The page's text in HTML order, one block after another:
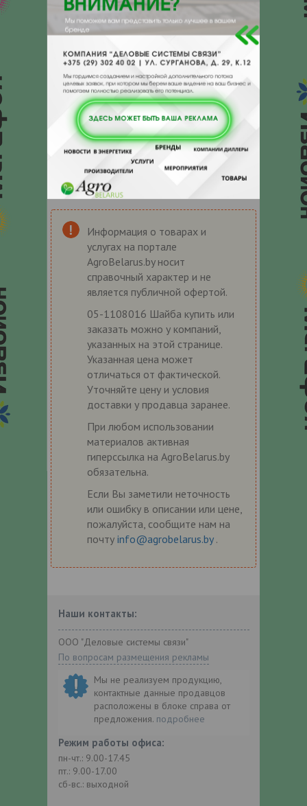
Информация о товарах и
услугах на портале
AgroBelarus.by носит
справочный характер и не
является публичной офертой.
05-1108016 Шайба купить или
заказать можно у компаний,
указанных на этой странице.
Указанная цена может
отличаться от фактической.
Уточняйте цену и условия
доставки у продавца заранее.
При любом использовании
материалов активная
гиперссылка на AgroBelarus.by
обязательна.
Если Вы заметили неточность
или ошибку в описании или цене,
пожалуйста, сообщите нам на
почту info@agrobelarus.by .
Наши контакты:
ООО "Деловые системы связи"
По вопросам размещения рекламы
Мы не реализуем продукцию,
контактные данные продавцов
расположены в блоке справа от
предложения. подробнее
Режим работы офиса:
пн-чт.: 9.00-17.45
пт.: 9.00-17.00
сб-вс.: выходной